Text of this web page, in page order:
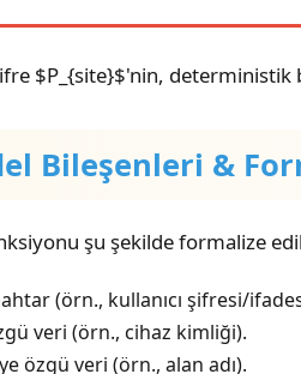
$P_{site}$'nin,
Bileşenleri &
şu şekilde formalize
(örn., kullanıcı şifresi/
veri (örn., cihaz kimliği).
özgü veri (örn., alan adı).